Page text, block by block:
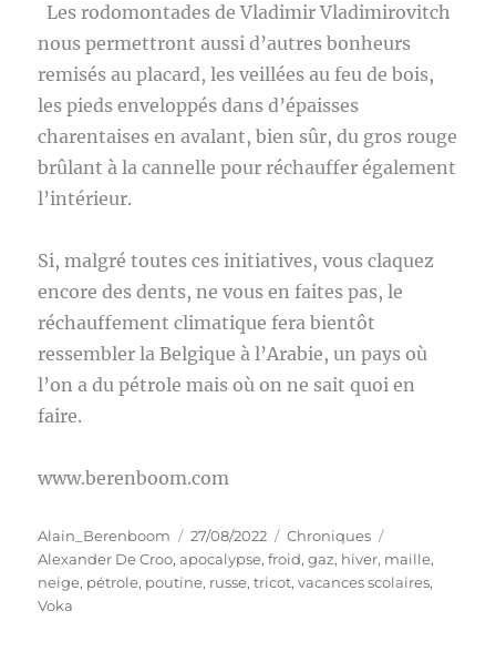
Les rodomontades de Vladimir Vladimirovitch
nous permettront aussi d’autres bonheurs
remisés au placard, les veillées au feu de bois,
les pieds enveloppés dans d’épaisses
charentaises en avalant, bien sûr, du gros rouge
brûlant à la cannelle pour réchauffer également
l’intérieur.
Si, malgré toutes ces initiatives, vous claquez
encore des dents, ne vous en faites pas, le
réchauffement climatique fera bientôt
ressembler la Belgique à l’Arabie, un pays où
l’on a du pétrole mais où on ne sait quoi en
faire.
www.berenboom.com
Auteur
Alain_Berenboom
Publié
le
27/08/2022 Catégories
Chroniques
Alexander De Croo,apocalypse,froid,gaz, hiver, maille,
neige, pétrole, poutine, russe,tricot,vacances scolaires,
Voka